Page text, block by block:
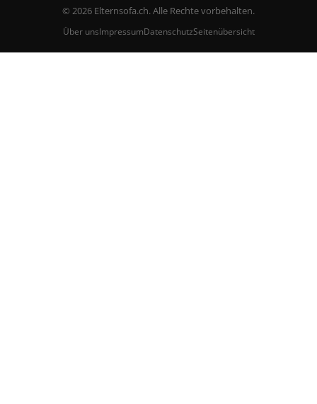
© 2026 Elternsofa.ch. Alle Rechte vorbehalten.
Über unsImpressumDatenschutzSeitenübersicht